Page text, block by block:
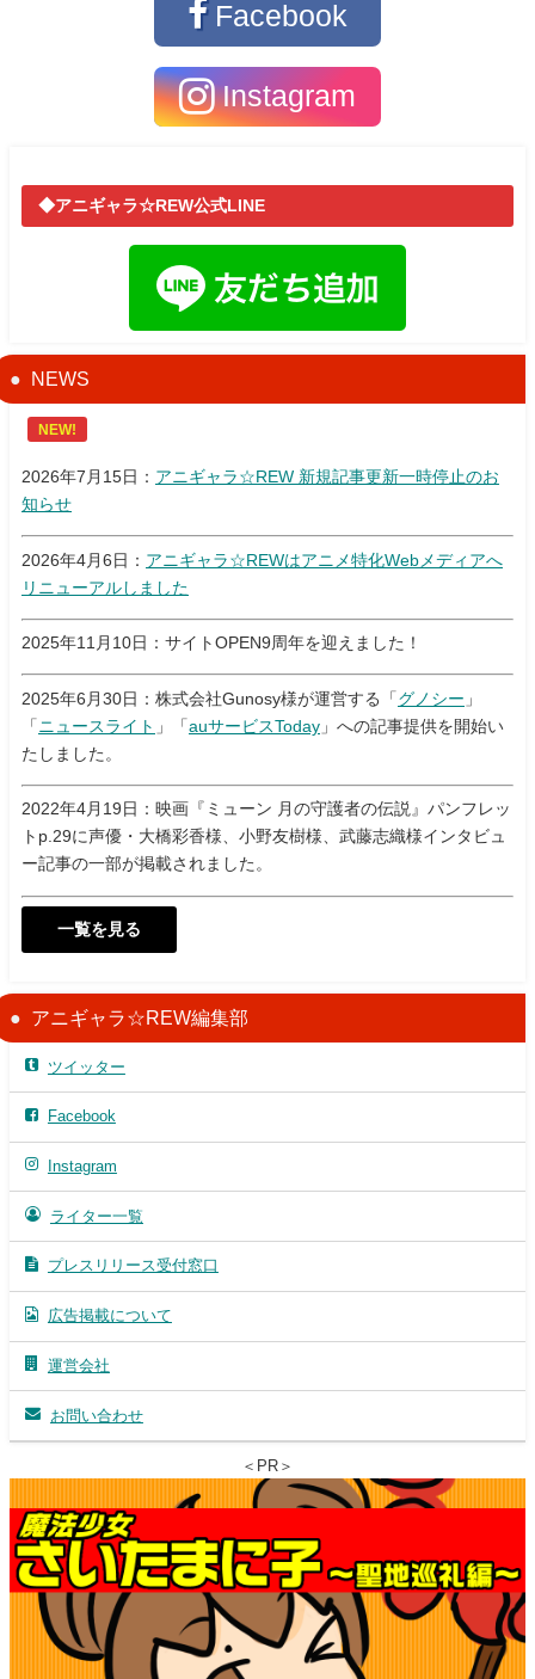
Facebook
Instagram
◆アニギャラ☆REW公式LINE
NEWS
NEW!
2026年7月15日： アニギャラ☆REW 新規記事更新一時停止のお
知らせ
2026年4月6日： アニギャラ☆REWはアニメ特化Webメディアへ
リニューアルしました
2025年11月10日：サイトOPEN9周年を迎えました！
2025年6月30日：株式会社Gunosy様が運営する「 グノシー 」
「 ニュースライト 」「auサービスToday 」への記事提供を開始い
たしました。
2022年4月19日：映画『ミューン 月の守護者の伝説』パンフレッ
トp.29に声優・大橋彩香様、小野友樹様、武藤志織様インタビュ
ー記事の一部が掲載されました。
一覧を見る
アニギャラ☆REW編集部
ツイッター
Facebook
Instagram
ライター一覧
プレスリリース受付窓口
広告掲載について
運営会社
お問い合わせ
＜PR＞